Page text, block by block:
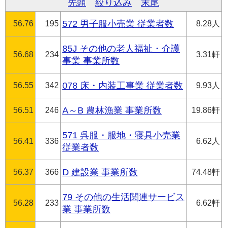
先頭 絞り込み 末尾
56.76 195 572 男子服小売業 従業者数 8.28人
56.68 234
85J その他の老人福祉・介護
事業 事業所数
3.31軒
56.55 342 078 床・内装工事業 従業者数 9.93人
56.51 246 A～B 農林漁業 事業所数 19.86軒
56.41 336
571 呉服・服地・寝具小売業
従業者数
6.62人
56.37 366 D 建設業 事業所数 74.48軒
56.28 233
79 その他の生活関連サービス
業 事業所数
6.62軒